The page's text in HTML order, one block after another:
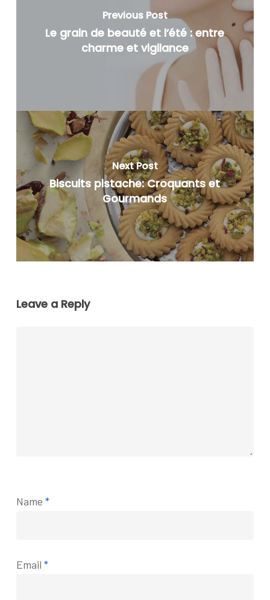
Previous Post
Le grain de beauté et l’été : entre
charme et vigilance
Next Post
Biscuits pistache: Croquants et
Gourmands
Leave a Reply
Name *
Email *